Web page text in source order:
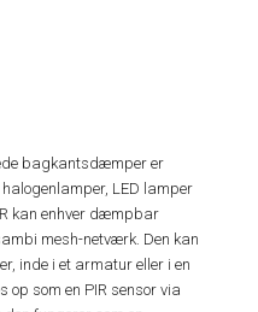
bagkantsdæmper er
LED lamper
kan enhver dæmpbar
mesh-netværk. Den kan
inde i et armatur eller i en
op som en PIR sensor via